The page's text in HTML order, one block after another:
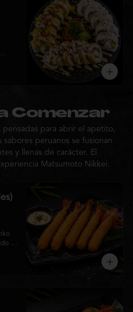
4
y
Comenzar
para abrir el apetito,
peruanos se fusionan
y llenas de carácter. El
Matsumoto Nikkei.